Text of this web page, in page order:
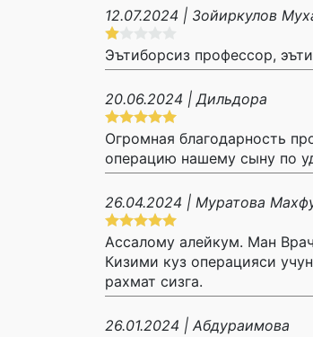
12.07.2024 | Зойиркулов
Эътиборсиз профессор,
20.06.2024 | Дильдора
Огромная благодарность
операцию нашему сыну по
26.04.2024 | Муратова
Ассалому алейкум. Ман
Кизими куз операцияси
рахмат сизга.
26.01.2024 | Абдураимова